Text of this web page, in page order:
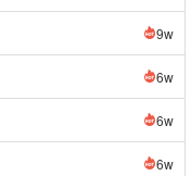
9w
6w
6w
6w